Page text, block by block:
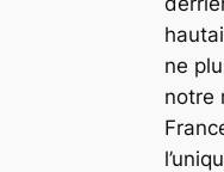
ne
notre